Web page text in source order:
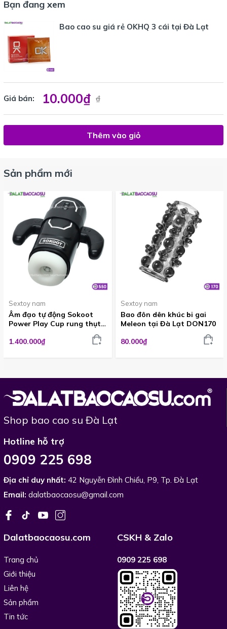
Bạn đang xem
Bao cao su giá rẻ OKHQ 3 cái tại Đà Lạt
Giá bán: 10.000₫ ₫
Thêm vào giỏ
Sản phẩm mới
Sextoy nam
Âm đạo tự động Sokoot
Power Play Cup rung thụt
1.400.000₫
Sextoy nam
Bao đôn dên khúc bi gai
Meleon tại Đà Lạt DON170
80.000₫
Shop bao cao su Đà Lạt
Hotline hỗ trợ
0909 225 698
Địa chỉ duy nhất: 42 Nguyễn Đình Chiểu, P9, Tp. Đà Lạt
Email: dalatbaocaosu@gmail.com
Dalatbaocaosu.com
Trang chủ
Giới thiệu
Liên hệ
Sản phẩm
Tin tức
CSKH & Zalo
0909 225 698